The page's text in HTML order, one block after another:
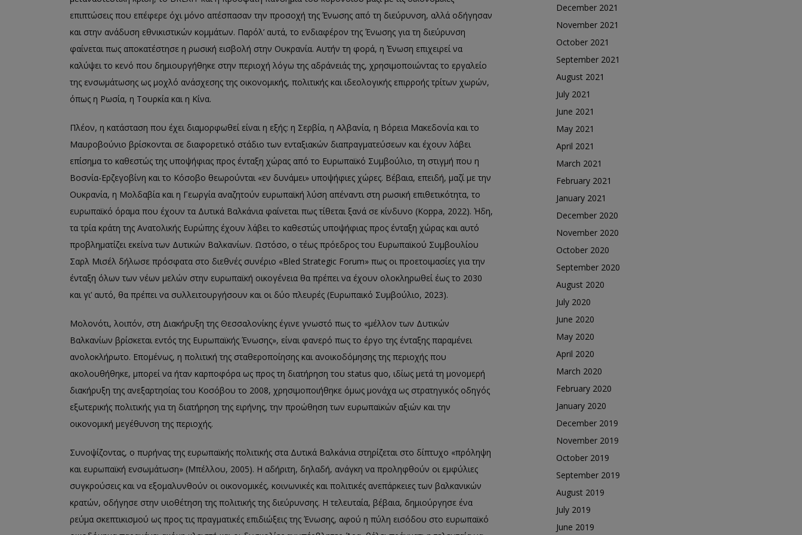
επιπτώσεις που επέφερε όχι μόνο απέσπασαν την προσοχή της Ένωσης από τη διεύρυνση, αλλά οδήγησαν
και στην ανάδυση εθνικιστικών κομμάτων. Παρόλ’ αυτά, το ενδιαφέρον της Ένωσης για τη διεύρυνση
φαίνεται πως αποκατέστησε η ρωσική εισβολή στην Ουκρανία. Αυτήν τη φορά, η Ένωση επιχειρεί να
καλύψει το κενό που δημιουργήθηκε στην περιοχή λόγω της αδράνειάς της, χρησιμοποιώντας το εργαλείο
της ενσωμάτωσης ως μοχλό ανάσχεσης της οικονομικής, πολιτικής και ιδεολογικής επιρροής τρίτων χωρών,
όπως η Ρωσία, η Τουρκία και η Κίνα.
Πλέον, η κατάσταση που έχει διαμορφωθεί είναι η εξής: η Σερβία, η Αλβανία, η Βόρεια Μακεδονία και το
Μαυροβούνιο βρίσκονται σε διαφορετικό στάδιο των ενταξιακών διαπραγματεύσεων και έχουν λάβει
επίσημα το καθεστώς της υποψήφιας προς ένταξη χώρας από το Ευρωπαϊκό Συμβούλιο, τη στιγμή που η
Βοσνία-Ερζεγοβίνη και το Κόσοβο θεωρούνται «εν δυνάμει» υποψήφιες χώρες. Βέβαια, επειδή, μαζί με την
Ουκρανία, η Μολδαβία και η Γεωργία αναζητούν ευρωπαϊκή λύση απέναντι στη ρωσική επιθετικότητα, το
ευρωπαϊκό όραμα που έχουν τα Δυτικά Βαλκάνια φαίνεται πως τίθεται ξανά σε κίνδυνο (Koppa, 2022). Ήδη,
τα τρία κράτη της Ανατολικής Ευρώπης έχουν λάβει το καθεστώς υποψήφιας προς ένταξη χώρας και αυτό
προβληματίζει εκείνα των Δυτικών Βαλκανίων. Ωστόσο, ο τέως πρόεδρος του Ευρωπαϊκού Συμβουλίου
Σαρλ Μισέλ δήλωσε πρόσφατα στο διεθνές συνέριο «Bled Strategic Forum» πως οι προετοιμασίες για την
ένταξη όλων των νέων μελών στην ευρωπαϊκή οικογένεια θα πρέπει να έχουν ολοκληρωθεί έως το 2030
και γι’ αυτό, θα πρέπει να συλλειτουργήσουν και οι δύο πλευρές (Ευρωπαικό Συμβούλιο, 2023).
Μολονότι, λοιπόν, στη Διακήρυξη της Θεσσαλονίκης έγινε γνωστό πως το «μέλλον των Δυτικών
Βαλκανίων βρίσκεται εντός της Ευρωπαϊκής Ένωσης», είναι φανερό πως το έργο της ένταξης παραμένει
ανολοκλήρωτο. Επομένως, η πολιτική της σταθεροποίησης και ανοικοδόμησης της περιοχής που
ακολουθήθηκε, μπορεί να ήταν καρποφόρα ως προς τη διατήρηση του status quo, ιδίως μετά τη μονομερή
διακήρυξη της ανεξαρτησίας του Κοσόβου το 2008, χρησιμοποιήθηκε όμως μονάχα ως στρατηγικός οδηγός
εξωτερικής πολιτικής για τη διατήρηση της ειρήνης, την προώθηση των ευρωπαϊκών αξιών και την
οικονομική μεγέθυνση της περιοχής.
Συνοψίζοντας, ο πυρήνας της ευρωπαϊκής πολιτικής στα Δυτικά Βαλκάνια στηρίζεται στο δίπτυχο «πρόληψη
και ευρωπαϊκή ενσωμάτωση» (Μπέλλου, 2005). Η αδήριτη, δηλαδή, ανάγκη να προληφθούν οι εμφύλιες
συγκρούσεις και να εξομαλυνθούν οι οικονομικές, κοινωνικές και πολιτικές ανεπάρκειες των βαλκανικών
κρατών, οδήγησε στην υιοθέτηση της πολιτικής της διεύρυνσης. Η τελευταία, βέβαια, δημιούργησε ένα
ρεύμα σκεπτικισμού ως προς τις πραγματικές επιδιώξεις της Ένωσης, αφού η πύλη εισόδου στο ευρωπαϊκό
December 2021
November 2021
October 2021
September 2021
August 2021
July 2021
June 2021
May 2021
April 2021
March 2021
February 2021
January 2021
December 2020
November 2020
October 2020
September 2020
August 2020
July 2020
June 2020
May 2020
April 2020
March 2020
February 2020
January 2020
December 2019
November 2019
October 2019
September 2019
August 2019
July 2019
June 2019